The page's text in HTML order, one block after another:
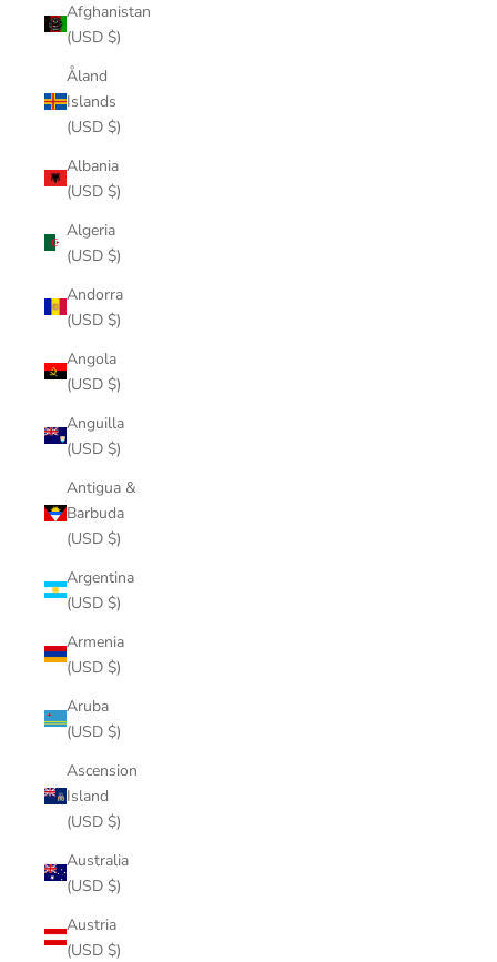
Afghanistan
(USD $)
Åland
Islands
(USD $)
Albania
(USD $)
Algeria
(USD $)
Andorra
(USD $)
Angola
(USD $)
Anguilla
(USD $)
Antigua &
Barbuda
(USD $)
Argentina
(USD $)
Armenia
(USD $)
Aruba
(USD $)
Ascension
Island
(USD $)
Australia
(USD $)
Austria
(USD $)